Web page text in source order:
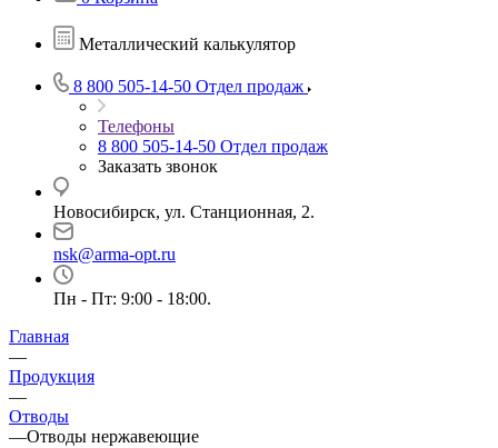
Металлический калькулятор
8 800 505-14-50 Отдел продаж
Телефоны
8 800 505-14-50 Отдел продаж
Заказать звонок
Новосибирск, ул. Станционная, 2.
nsk@arma-opt.ru
Пн - Пт: 9:00 - 18:00.
Главная
—
Продукция
—
Отводы
—Отводы нержавеющие